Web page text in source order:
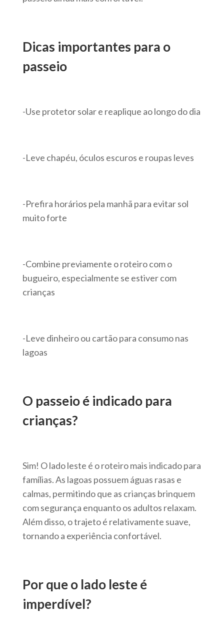
Dicas importantes para o
passeio
-Use protetor solar e reaplique ao longo do dia
-Leve chapéu, óculos escuros e roupas leves
-Prefira horários pela manhã para evitar sol
muito forte
-Combine previamente o roteiro com o
bugueiro, especialmente se estiver com
crianças
-Leve dinheiro ou cartão para consumo nas
lagoas
O passeio é indicado para
crianças?
Sim! O lado leste é o roteiro mais indicado para
famílias. As lagoas possuem águas rasas e
calmas, permitindo que as crianças brinquem
com segurança enquanto os adultos relaxam.
Além disso, o trajeto é relativamente suave,
tornando a experiência confortável.
Por que o lado leste é
imperdível?